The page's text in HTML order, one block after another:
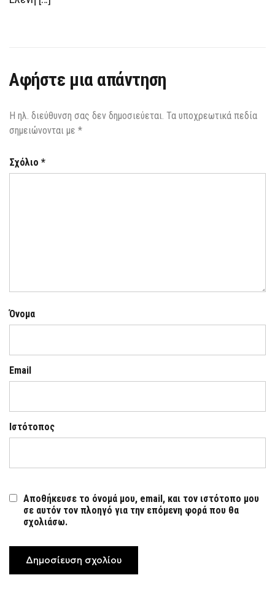
Αφήστε μια απάντηση
Η ηλ. διεύθυνση σας δεν δημοσιεύεται. Τα υποχρεωτικά πεδία
σημειώνονται με *
Σχόλιο *
Όνομα
Email
Ιστότοπος
Αποθήκευσε το όνομά μου, email, και τον ιστότοπο μου
σε αυτόν τον πλοηγό για την επόμενη φορά που θα
σχολιάσω.